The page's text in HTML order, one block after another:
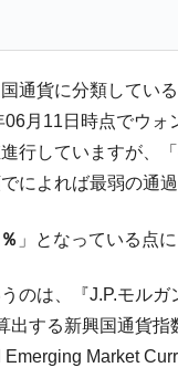
鉄鋼最大手『
る海洋資源調査船『白
、優勝校を最も多く
楽天ライオンズ」と
いくら？ 競馬GI競走
イダーの意外すぎる
通貨に分類してい
月11日時点でウォ
行していますが、「
によれば最弱の通過
」となっている点
のは、『J.P.モルガ
出する新興国通貨
Market